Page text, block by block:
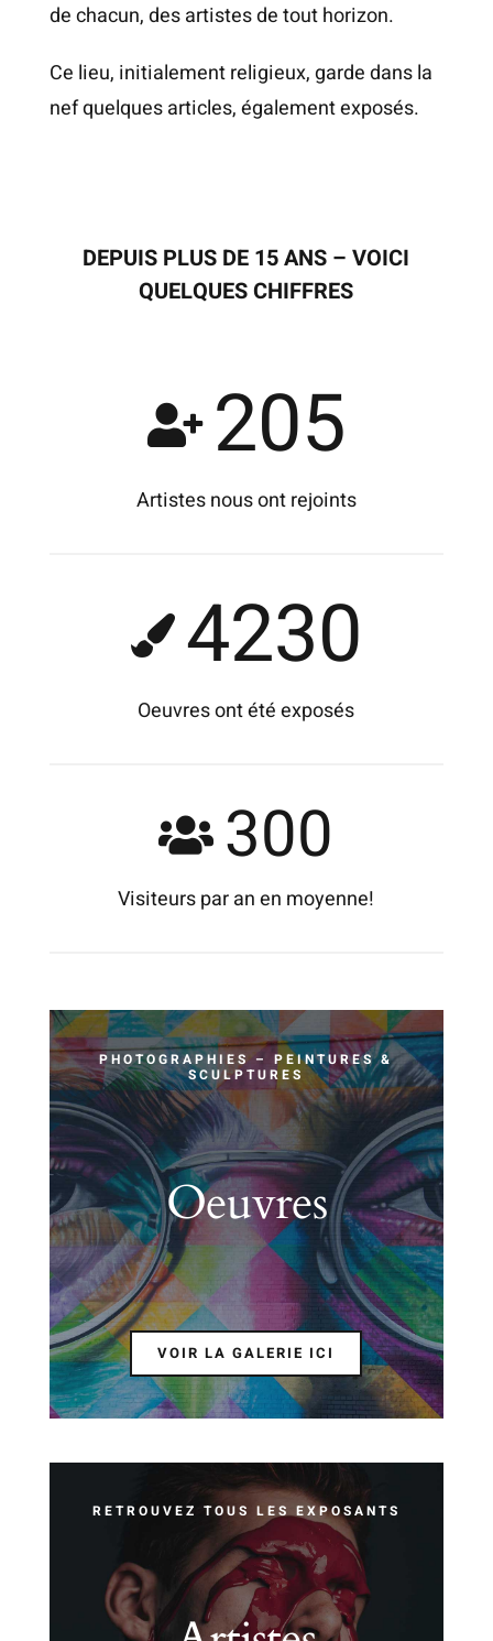
de chacun, des artistes de tout horizon.
Ce lieu, initialement religieux, garde dans la
nef quelques articles, également exposés.
DEPUIS PLUS DE 15 ANS – VOICI
QUELQUES CHIFFRES
205
Artistes nous ont rejoints
4230
Oeuvres ont été exposés
300
Visiteurs par an en moyenne!
PHOTOGRAPHIES – PEINTURES &
SCULPTURES
Oeuvres
VOIR LA GALERIE ICI
RETROUVEZ TOUS LES EXPOSANTS